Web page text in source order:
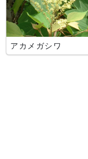
アカメガシワ